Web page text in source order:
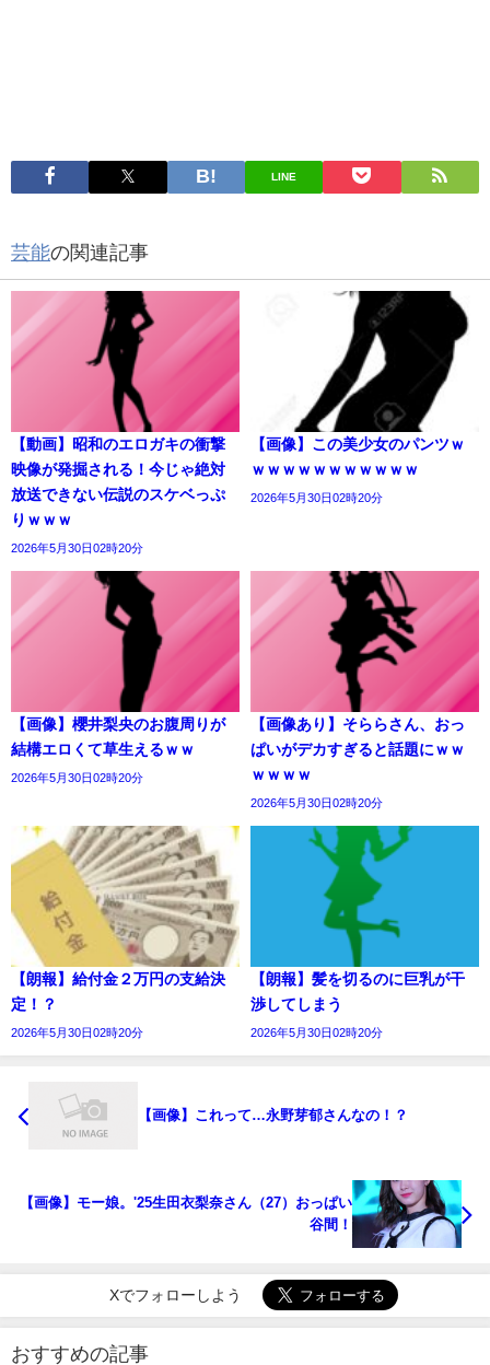
LINE
芸能の関連記事
【動画】昭和のエロガキの衝撃
映像が発掘される！今じゃ絶対
放送できない伝説のスケベっぷ
りｗｗｗ
2026年5月30日02時20分
【画像】この美少女のパンツｗ
ｗｗｗｗｗｗｗｗｗｗｗ
2026年5月30日02時20分
【画像】櫻井梨央のお腹周りが
結構エロくて草生えるｗｗ
2026年5月30日02時20分
【画像あり】そららさん、おっ
ぱいがデカすぎると話題にｗｗ
ｗｗｗｗ
2026年5月30日02時20分
【朗報】給付金２万円の支給決
定！？
2026年5月30日02時20分
【朗報】髪を切るのに巨乳が干
渉してしまう
2026年5月30日02時20分
【画像】これって…永野芽郁さんなの！？
【画像】モー娘。'25生田衣梨奈さん（27）おっぱい
谷間！
Xでフォローしよう
おすすめの記事